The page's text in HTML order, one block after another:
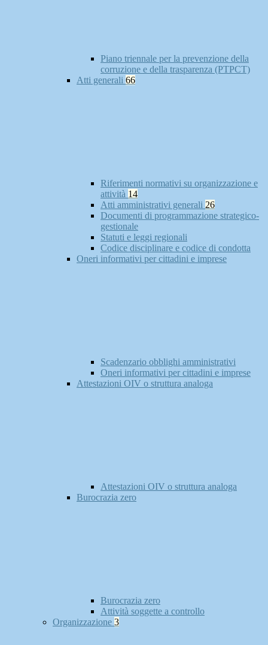
Piano triennale per la prevenzione della
corruzione e della trasparenza (PTPCT)
Atti generali 66
Riferimenti normativi su organizzazione e
attività 14
Atti amministrativi generali 26
Documenti di programmazione strategico-
gestionale
Statuti e leggi regionali
Codice disciplinare e codice di condotta
Oneri informativi per cittadini e imprese
Scadenzario obblighi amministrativi
Oneri informativi per cittadini e imprese
Attestazioni OIV o struttura analoga
Attestazioni OIV o struttura analoga
Burocrazia zero
Burocrazia zero
Attività soggette a controllo
Organizzazione 3